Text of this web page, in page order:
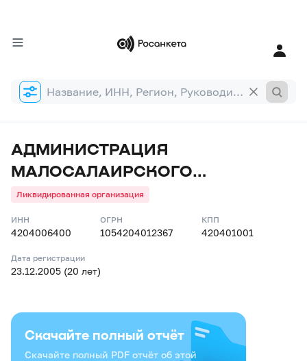
Форма
поиска
АДМИНИСТРАЦИЯ
МАЛОСАЛАИРСКОГО
ПОСЕЛЕНИЯ
Ликвидированная организация
ИНН
4204006400
ОГРН
1054204012367
КПП
420401001
Дата регистрации
23.12.2005 (20 лет)
Скачайте полный отчёт
Скачайте полный PDF отчёт об этой